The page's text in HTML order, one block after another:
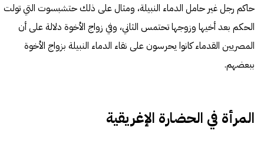
حاكم رجل غير حامل الدماء النبيلة، ومثال على ذلك حتشبسوت التي تولت
الحكم بعد أخيها وزوجها تحتمس الثاني، وفي زواج الأخوة دلالة على أن
المصريين القدماء كانوا يحرسون على نقاء الدماء النبيلة بزواج الأخوة
ببعضهم.
المرأة في الحضارة الإغريقية